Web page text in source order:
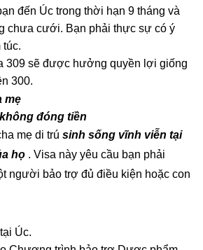
đến Úc trong thời hạn 9 tháng và
chưa cưới. Bạn phải thực sự có ý
túc.
309 sẽ được hưởng quyền lợi giống
300.
mẹ
đóng tiền
mẹ di trú sinh sống vĩnh viễn tại
họ . Visa này yêu cầu bạn phải
người bảo trợ đủ điều kiện hoặc con
Úc.